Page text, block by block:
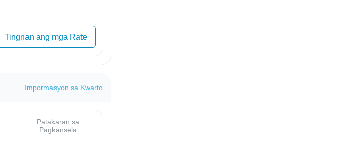
Tingnan ang mga Rate
Impormasyon sa Kwarto
Patakaran sa
Pagkansela